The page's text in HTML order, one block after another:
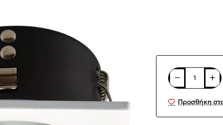
Προσθήκη